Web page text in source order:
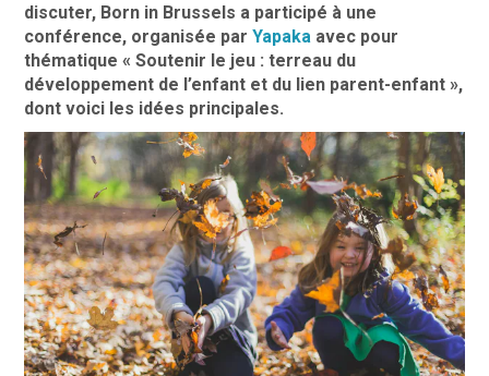
discuter, Born in Brussels a participé à une
conférence, organisée parYapaka avec pour
thématique « Soutenir le jeu : terreau du
développement de l’enfant et du lien parent-enfant »,
dont voici les idées principales.